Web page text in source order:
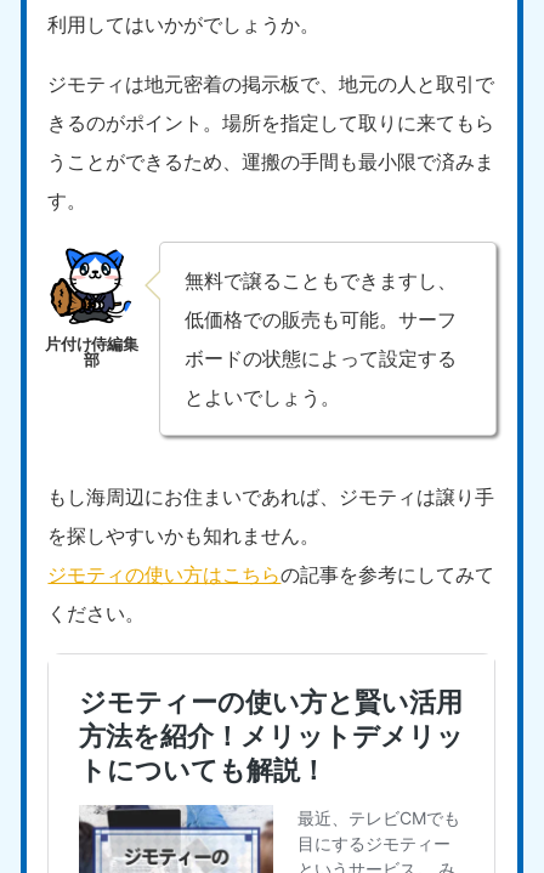
利用してはいかがでしょうか。
ジモティは地元密着の掲示板で、地元の人と取引で
きるのがポイント。場所を指定して取りに来てもら
うことができるため、運搬の手間も最小限で済みま
す。
無料で譲ることもできますし、
低価格での販売も可能。サーフ
ボードの状態によって設定する
とよいでしょう。
もし海周辺にお住まいであれば、ジモティは譲り手
を探しやすいかも知れません。
ジモティの使い方はこちらの記事を参考にしてみて
ください。
和歌山県
050-1881-5248
9:00〜19:00 年中無休
中国
岡山県
050-1881-5146
9:00〜19:00 年中無休
山口県
広島県
050-1881-5144
9:00〜19:00 年中無休
鳥取県
9:00〜19:00 年中無休
050-1881-5145
9:00〜19:00 年中無休
香川県
050-1880-9899
9:00〜19:00 年中無休
050-1880-9898
9:00〜19:00 年中無休
050-1880-9896
9:00〜19:00 年中無休 9:00〜19:00 年中無休
九州・沖縄
福岡県
050-1880-9895
9:00〜19:00 年中無休
050-1880-9894
9:00〜19:00 年中無休